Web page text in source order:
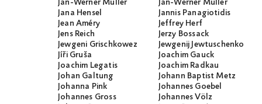
Jan-Werner Müller
Jan-Werner Müller
Jana Hensel
Jannis Panagiotidis
Jean Améry
Jeffrey Herf
Jens Reich
Jerzy Bossack
Jewgeni Grischkowez
Jewgenij Jewtuschenko
Jíři Gruša
Joachim Gauck
Joachim Legatis
Joachim Radkau
Johan Galtung
Johann Baptist Metz
Johanna Pink
Johannes Goebel
Johannes Gross
Johannes Völz